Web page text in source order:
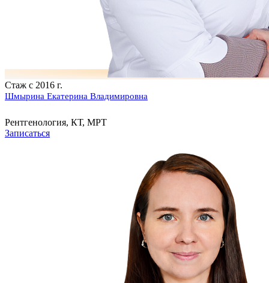
Стаж с 2016 г.
Шмырина Екатерина Владимировна
Рентгенология, КТ, МРТ
Записаться